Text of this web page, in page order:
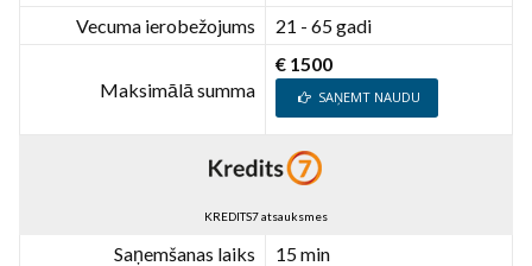
Vecuma ierobežojums
21 - 65 gadi
Maksimālā summa
€ 1500
SAŅEMT NAUDU
KREDITS7 atsauksmes
Saņemšanas laiks
15 min